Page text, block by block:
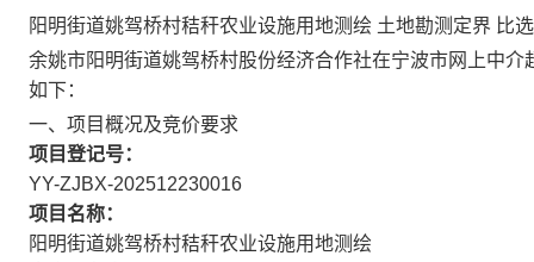
阳明街道姚驾桥村秸秆农业设施用地测绘 土地勘测定界 比
余姚市阳明街道姚驾桥村股份经济合作社在宁波市网上中
如下：
一、项目概况及竞价要求
项目登记号：
YY-ZJBX-202512230016
项目名称：
阳明街道姚驾桥村秸秆农业设施用地测绘